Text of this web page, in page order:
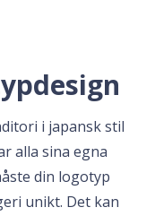
i japansk stil
alla sina egna
din logotyp
unikt. Det kan